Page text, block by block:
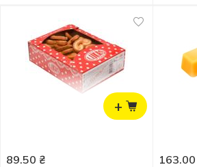
+
89.50 ₴ 163.00